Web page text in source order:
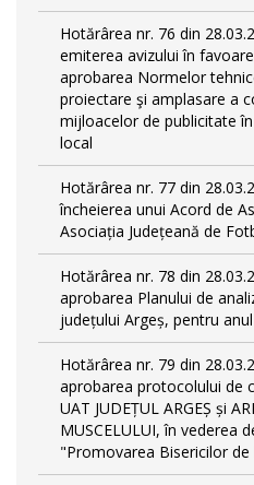
Hotărârea nr. 76 din
emiterea avizului în
aprobarea Normelor
proiectare şi amplasare a
mijloacelor de publicitate
local
Hotărârea nr. 77 din
încheierea unui Acord de
Asociația Județeană de
Hotărârea nr. 78 din
aprobarea Planului de
județului Argeș, pentru
Hotărârea nr. 79 din
aprobarea protocolului de
UAT JUDEȚUL ARGEȘ și
MUSCELULUI, în vederea
"Promovarea Bisericilor de